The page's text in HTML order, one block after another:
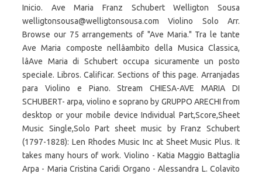
Inicio. Ave Maria Franz Schubert Welligton Sousa
welligtonsousa@welligtonsousa.com Violino Solo Arr.
Browse our 75 arrangements of "Ave Maria." Tra le tante
Ave Maria composte nellâambito della Musica Classica,
lâAve Maria di Schubert occupa sicuramente un posto
speciale. Libros. Calificar. Sections of this page. Arranjadas
para Violino e Piano. Stream CHIESA-AVE MARIA DI
SCHUBERT- arpa, violino e soprano by GRUPPO ARECHI from
desktop or your mobile device Individual Part,Score,Sheet
Music Single,Solo Part sheet music by Franz Schubert
(1797-1828): Len Rhodes Music Inc at Sheet Music Plus. It
takes many hours of work. Violino - Katia Maggio Battaglia
Arpa - Maria Cristina Caridi Organo - Alessandra L. Colavito